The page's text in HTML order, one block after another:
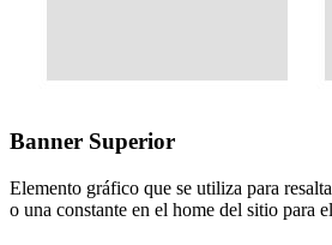
Banner Superior
Elemento gráfico que se utiliza para
o una constante en el home del sitio para